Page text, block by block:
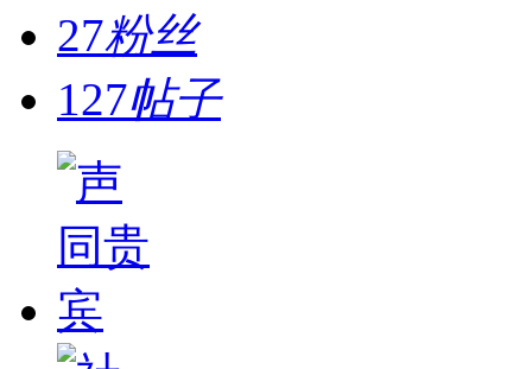
27粉丝
127帖子